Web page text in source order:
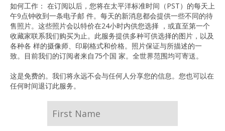
如何工作： 在订阅以后，您将在太平洋标准时间（PST）的每天上
午9点钟收到一条电子邮 件。每天的新消息都会提供一些不同的待
售照片。这些照片会以特价在24小时内供您选择 ，或直至第一个
收藏家联系我们购买为止。此服务提供多种可供选择的图片，以及
各种各 样的摄像师、印刷格式和价格。照片保证与所描述的一
致。目前我们的订阅者来自75个国 家。全世界范围均可寄送。
这是免费的。我们将永远不会与任何人分享您的信息。您也可以在
任何时间退订此服务。